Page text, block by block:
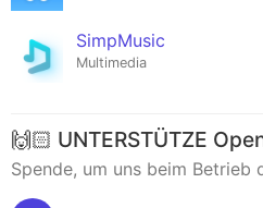
SimpMusic
Multimedia
🙌🏻 UNTERSTÜTZE
Spende, um uns beim Betrieb